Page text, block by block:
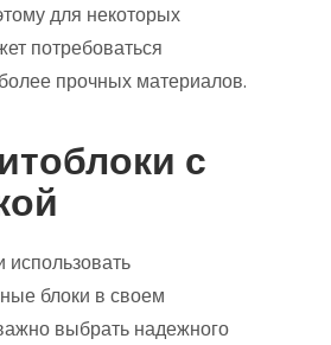
для некоторых
потребоваться
прочных материалов.
с
блоки в своем
выбрать надежного